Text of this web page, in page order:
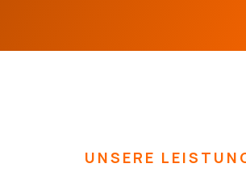
UNSERE